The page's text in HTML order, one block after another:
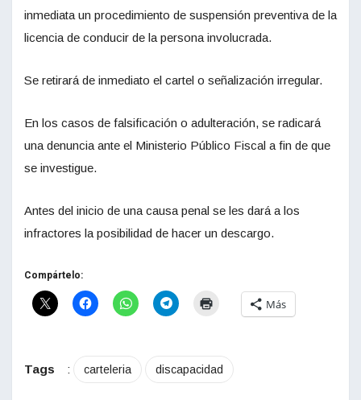
inmediata un procedimiento de suspensión preventiva de la
licencia de conducir de la persona involucrada.
Se retirará de inmediato el cartel o señalización irregular.
En los casos de falsificación o adulteración, se radicará
una denuncia ante el Ministerio Público Fiscal a fin de que
se investigue.
Antes del inicio de una causa penal se les dará a los
infractores la posibilidad de hacer un descargo.
Compártelo:
Más
Tags : carteleria discapacidad